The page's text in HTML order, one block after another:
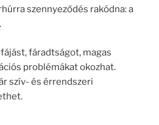
szennyeződés rakódna: a
fáradtságot, magas
problémákat okozhat.
szív- és érrendszeri